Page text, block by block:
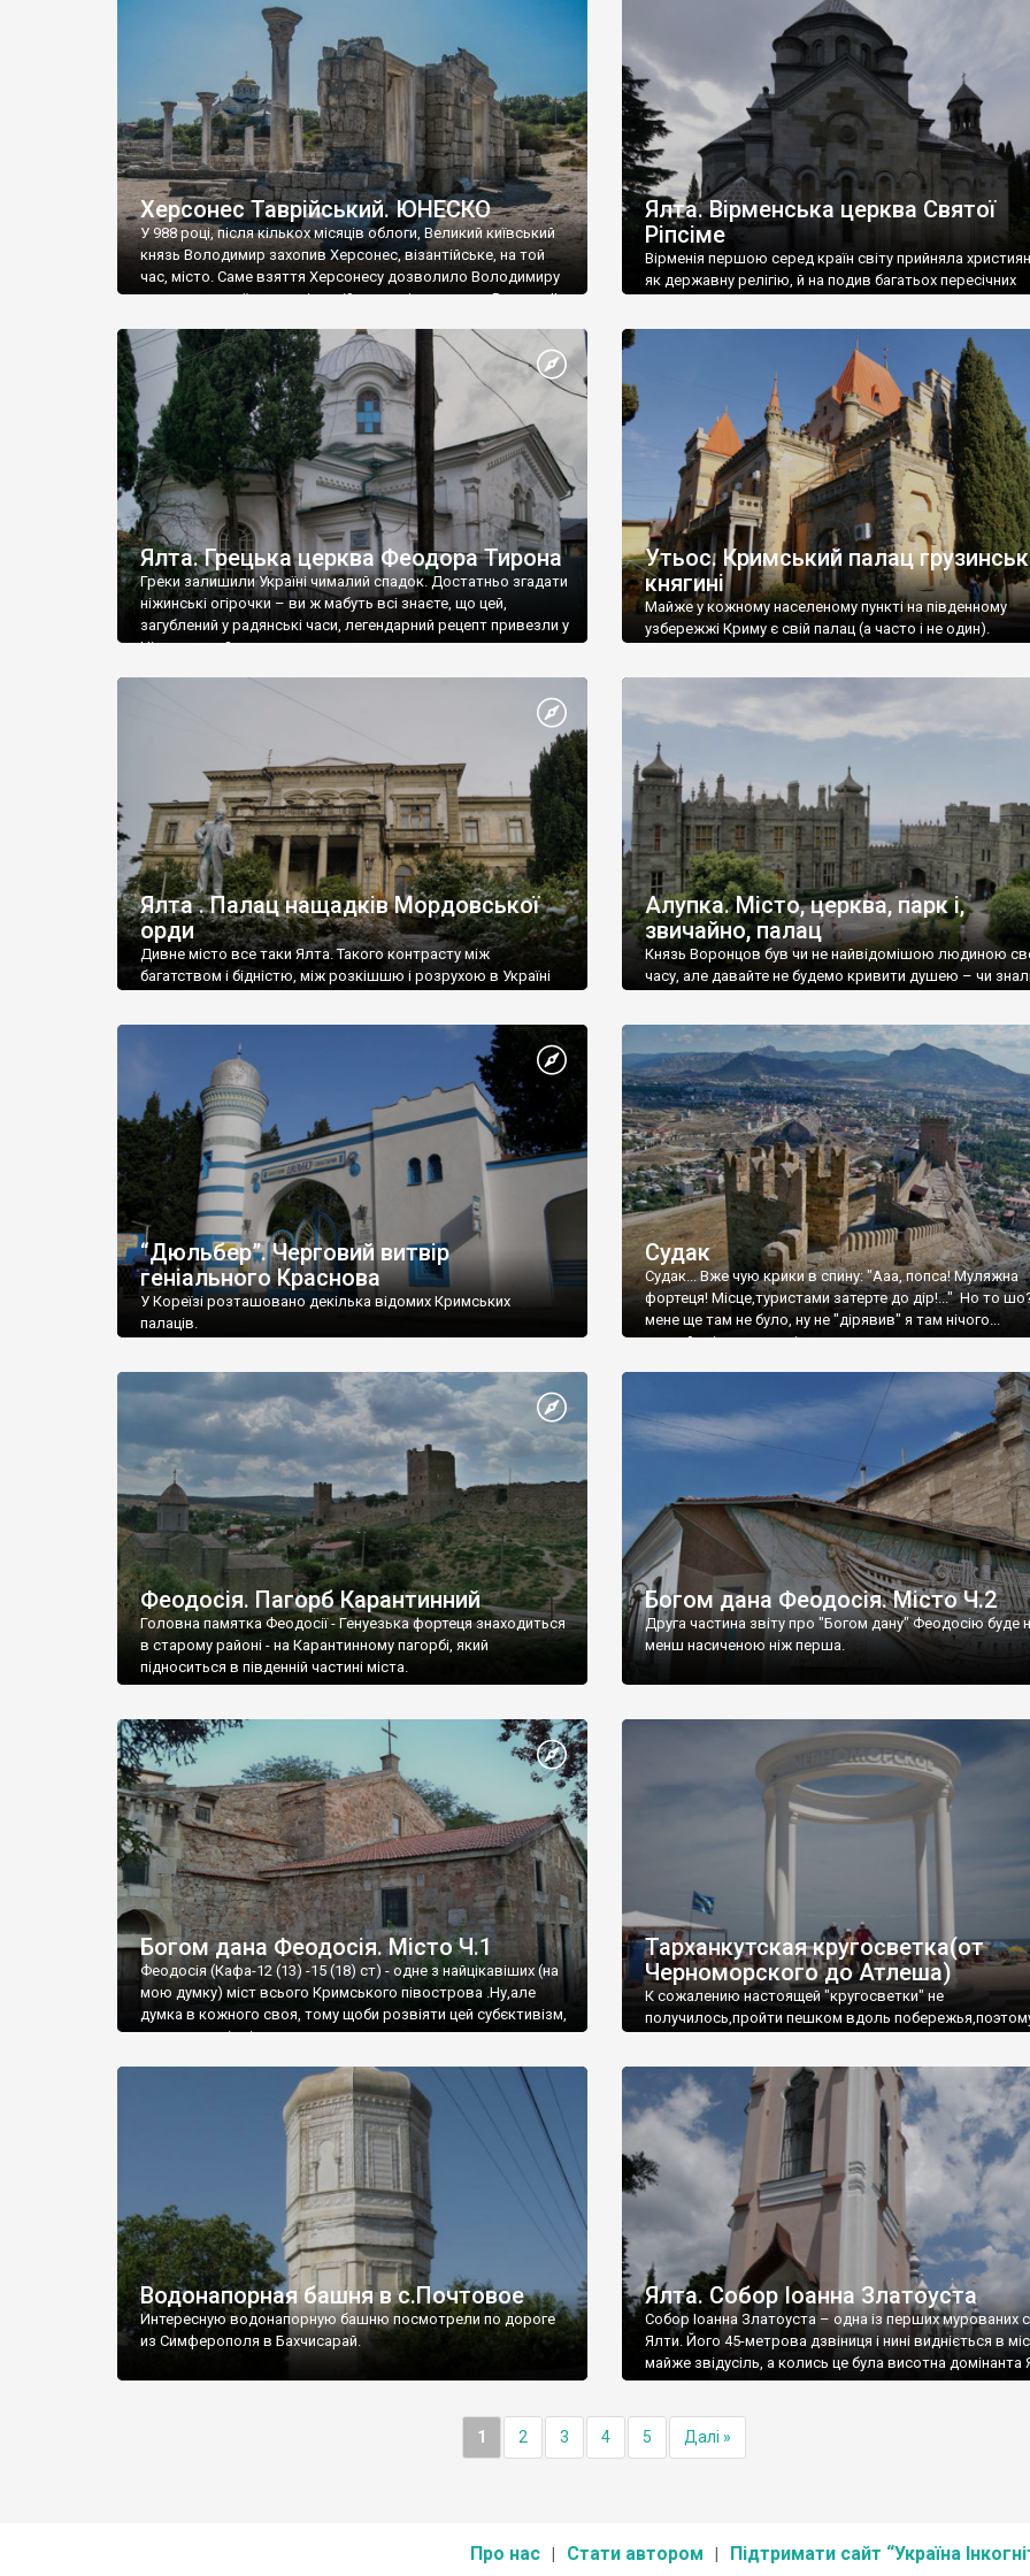
візантійської доби. Раритети викрадені з фондів об’єкту
культурної спадщини ЮНЕСКО «Херсонеса Таврійського».
Офіційно – на виставку «Золото Візантії», але експерти та
влада в Україні вважають це лише […]
називаються «повстяками» (postaki)…” “Вино. Крим
виробляє відмінне вино і його вдосталь: воно все
легке біле і дуже […]
Херсонес Таврійський. ЮНЕСКО
У 988 році, після кількох місяців облоги, Великий київський
князь Володимир захопив Херсонес, візантійське, на той
час, місто. Саме взяття Херсонесу дозволило Володимиру
диктувати свої умови візантійському імператору Василю ІІ,
Херсонесі Володимир-язичник, став Василем-
християнином. А потім було Хрещення Русі. На честь
Херсонесу Таврійського названо місто […]
Ялта. Вірменська церква Святої
Ріпсіме
Вірменія першою серед країн світу прийняла
як державну релігію, й на подив багатьох пересічних
Ялта. Грецька церква Феодора Тирона
Греки залишили Україні чималий спадок. Достатньо згадати
ніжинські огірочки – ви ж мабуть всі знаєте, що цей,
загублений у радянські часи, легендарний рецепт привезли у
Ніжин греки?
Утьос. Кримський палац
княгині
Майже у кожному населеному пункті на південному
узбережжі Криму є свій палац (а часто і не один).
Ялта . Палац нащадків Мордовської
орди
Дивне місто все таки Ялта. Такого контрасту між
багатством і бідністю, між розкішшю і розрухою в Україні
Алупка. Місто, церква, парк і,
звичайно, палац
Князь Воронцов був чи не найвідомішою людиною
часу, але давайте не будемо кривити душею – чи
“Дюльбер”. Черговий витвір
геніального Краснова
У Кореїзі розташовано декілька відомих Кримських
палаців.
Судак
Судак... Вже чую крики в спину: "Ааа, попса! Муляжна
фортеця! Місце,туристами затерте до дір!..." Но то
мене ще там не було, ну не "дірявив" я там нічого...
принаймні до цього літа.
Феодосія. Пагорб Карантинний
Головна памятка Феодосії - Генуезька фортеця знаходиться
в старому районі - на Карантинному пагорбі, який
підноситься в південній частині міста.
Богом дана Феодосія. Місто Ч.2
Друга частина звіту про "Богом дану" Феодосію буде
менш насиченою ніж перша.
Богом дана Феодосія. Місто Ч.1
Феодосія (Кафа-12 (13) -15 (18) ст) - одне з найцікавіших (на
мою думку) міст всього Кримського півострова .Ну,але
думка в кожного своя, тому щоби розвіяти цей субєктивізм,
запрошую відвідати це
Тарханкутская кругосветка(от
Черноморского до Атлеша)
К сожалению настоящей "кругосветки" не
получилось,пройти пешком вдоль
Водонапорная башня в с.Почтовое
Интересную водонапорную башню посмотрели по дороге
из Симферополя в Бахчисарай.
Ялта. Собор Іоанна Златоуста
Собор Іоанна Златоуста – одна із перших мурованих
Ялти. Його 45-метрова дзвіниця і нині видніється в
майже звідусіль, а колись це була висотна домінанта
1 2 3 4 5 Далі »
Про нас Стати автором Підтримати сайт “Україна